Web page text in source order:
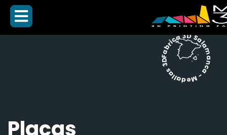
Fabrica 3D Salamanca - Medallas 3D -
Placas